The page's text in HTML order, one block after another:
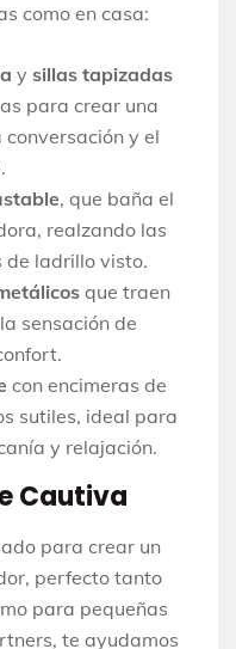
como en casa:
y sillas tapizadas
para crear una
y el
, que baña el
realzando las
ladrillo visto.
que traen
sensación de
con encimeras de
sutiles, ideal para
y relajación.
Cautiva
para crear un
perfecto tanto
para pequeñas
te ayudamos